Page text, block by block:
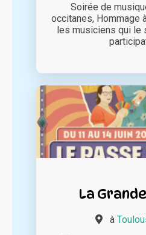
Soirée de
occitanes, Hommage
les musiciens qui le
La
à